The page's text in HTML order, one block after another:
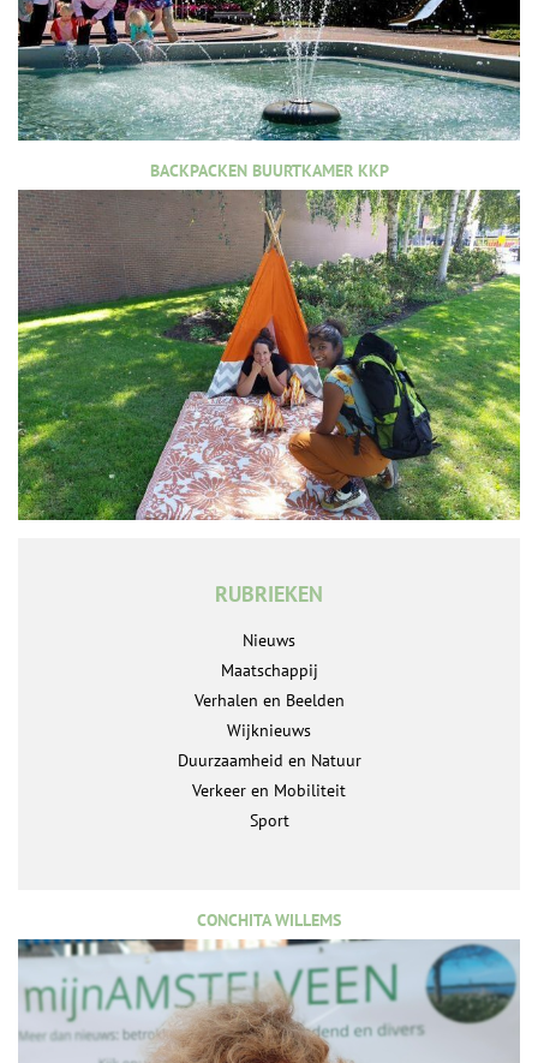
BACKPACKEN BUURTKAMER KKP
RUBRIEKEN
Nieuws
Maatschappij
Verhalen en Beelden
Wijknieuws
Duurzaamheid en Natuur
Verkeer en Mobiliteit
Sport
CONCHITA WILLEMS